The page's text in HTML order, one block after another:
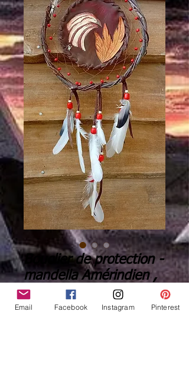
Bouclier de protection -
mandella Amérindien ,
oiseau-tonnerre- Ref: M
241101
Email Facebook Instagram Pinterest